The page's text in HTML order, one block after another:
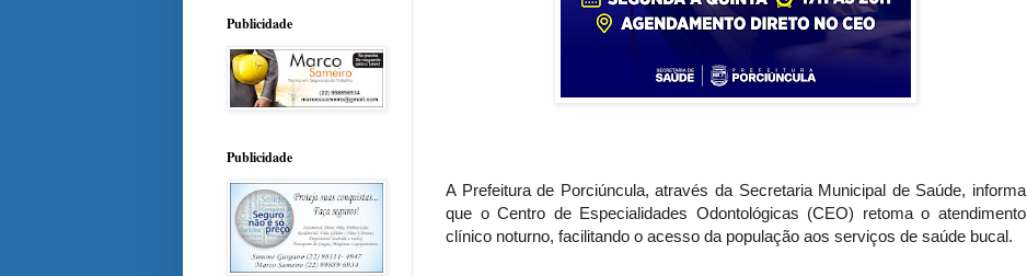
A Prefeitura de Porciúncula, através da Secretaria Municipal de Saúde, informa
que o Centro de Especialidades Odontológicas (CEO) retoma o atendimento
clínico noturno, facilitando o acesso da população aos serviços de saúde bucal.
Publicidade
Publicidade